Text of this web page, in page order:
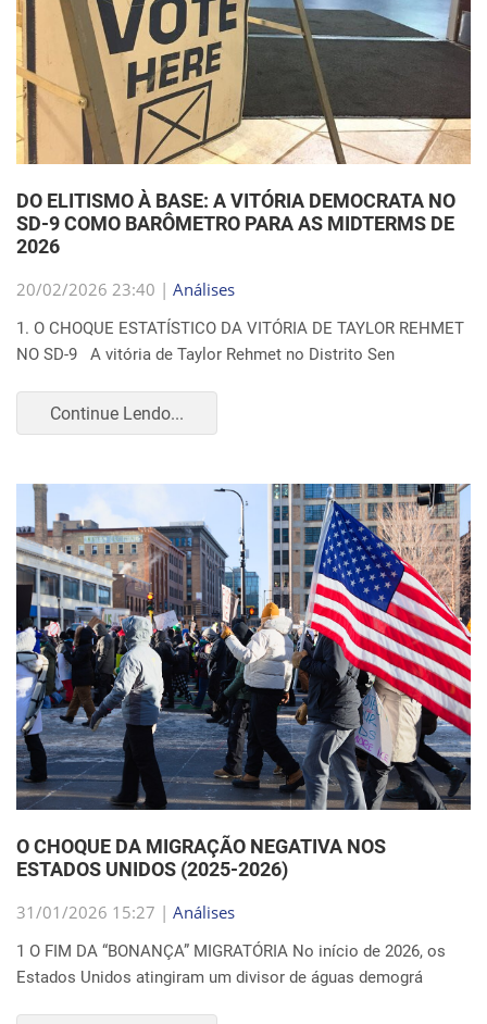
DO ELITISMO À BASE: A VITÓRIA DEMOCRATA NO
SD-9 COMO BARÔMETRO PARA AS MIDTERMS DE
2026
20/02/2026 23:40 | Análises
1. O CHOQUE ESTATÍSTICO DA VITÓRIA DE TAYLOR REHMET
NO SD-9 A vitória de Taylor Rehmet no Distrito Sen
Continue Lendo...
O CHOQUE DA MIGRAÇÃO NEGATIVA NOS
ESTADOS UNIDOS (2025-2026)
31/01/2026 15:27 | Análises
1 O FIM DA “BONANÇA” MIGRATÓRIA No início de 2026, os
Estados Unidos atingiram um divisor de águas demográ